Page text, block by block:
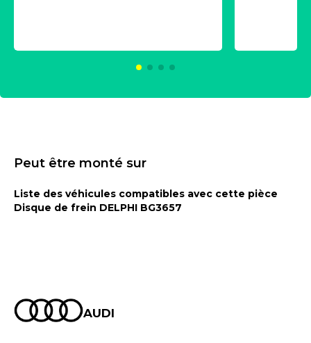
Peut être monté sur
Liste des véhicules compatibles avec cette pièce
Disque de frein DELPHI BG3657
AUDI